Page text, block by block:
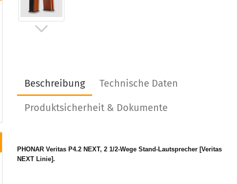
Beschreibung Technische Daten
Produktsicherheit & Dokumente
PHONAR Veritas P4.2 NEXT, 2 1/2-Wege Stand-Lautsprecher [Veritas
NEXT Linie].